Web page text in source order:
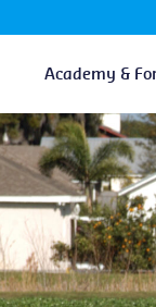
Academy &